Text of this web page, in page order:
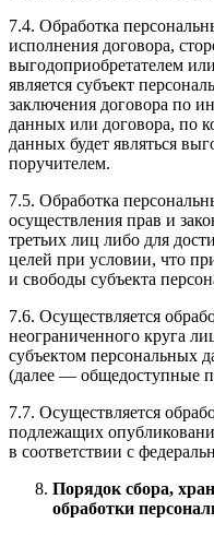
7.4. Обработка
исполнения договора,
выгодоприобретателем
является субъект
заключения договора по
данных или договора, по
данных будет являться
поручителем.
7.5. Обработка
осуществления прав и
третьих лиц либо для
целей при условии, что
и свободы субъекта
7.6. Осуществляется
неограниченного круга
субъектом персональных
(далее — общедоступные
7.7. Осуществляется
подлежащих
в соответствии с
Порядок сбора,
обработки